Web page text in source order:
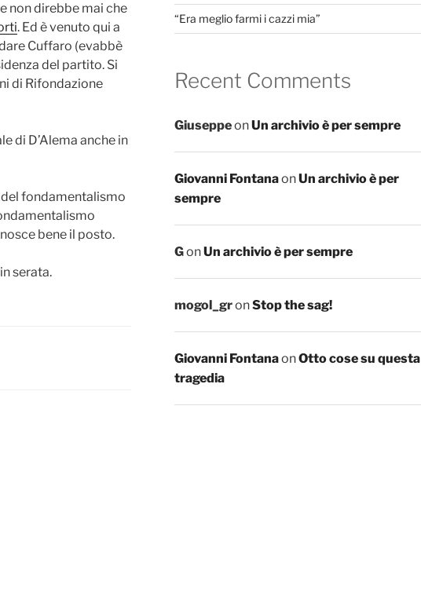
non direbbe mai che
. Ed è venuto qui a
Cuffaro (evabbè
del partito. Si
di Rifondazione
di D’Alema anche in
del fondamentalismo
bene il posto.
serata.
“Era meglio farmi i cazzi mia”
Recent Comments
GiuseppeonUn archivio è per sempre
Giovanni FontanaonUn archivio è per
sempre
GonUn archivio è per sempre
mogol_gronStop the sag!
Giovanni FontanaonOtto cose su questa
tragedia